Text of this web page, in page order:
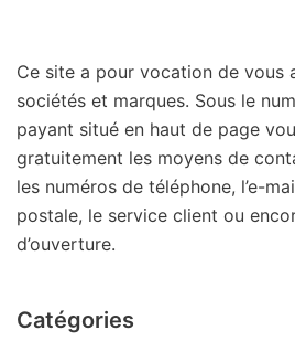
Ce site a pour vocation de vous
sociétés et marques. Sous le
payant situé en haut de page
gratuitement les moyens de
les numéros de téléphone, l’e-
postale, le service client ou
d’ouverture.
Catégories